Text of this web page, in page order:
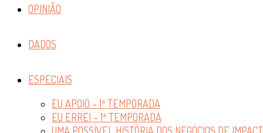
OPINIÃO
DADOS
ESPECIAIS
EU APOIO – 1ª TEMPORADA
EU ERREI – 1ª TEMPORADA